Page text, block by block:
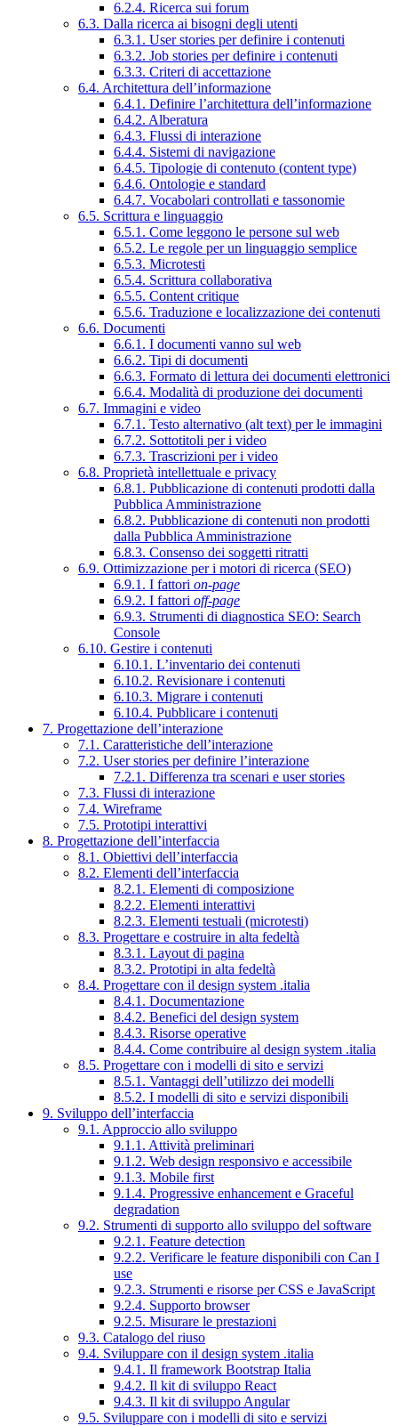
6.2.4. Ricerca sui forum
6.3. Dalla ricerca ai bisogni degli utenti
6.3.1. User stories per definire i contenuti
6.3.2. Job stories per definire i contenuti
6.3.3. Criteri di accettazione
6.4. Architettura dell’informazione
6.4.1. Definire l’architettura dell’informazione
6.4.2. Alberatura
6.4.3. Flussi di interazione
6.4.4. Sistemi di navigazione
6.4.5. Tipologie di contenuto (content type)
6.4.6. Ontologie e standard
6.4.7. Vocabolari controllati e tassonomie
6.5. Scrittura e linguaggio
6.5.1. Come leggono le persone sul web
6.5.2. Le regole per un linguaggio semplice
6.5.3. Microtesti
6.5.4. Scrittura collaborativa
6.5.5. Content critique
6.5.6. Traduzione e localizzazione dei contenuti
6.6. Documenti
6.6.1. I documenti vanno sul web
6.6.2. Tipi di documenti
6.6.3. Formato di lettura dei documenti elettronici
6.6.4. Modalità di produzione dei documenti
6.7. Immagini e video
6.7.1. Testo alternativo (alt text) per le immagini
6.7.2. Sottotitoli per i video
6.7.3. Trascrizioni per i video
6.8. Proprietà intellettuale e privacy
6.8.1. Pubblicazione di contenuti prodotti dalla
Pubblica Amministrazione
6.8.2. Pubblicazione di contenuti non prodotti
dalla Pubblica Amministrazione
6.8.3. Consenso dei soggetti ritratti
6.9. Ottimizzazione per i motori di ricerca (SEO)
6.9.1. I fattori on-page
6.9.2. I fattori off-page
6.9.3. Strumenti di diagnostica SEO: Search
Console
6.10. Gestire i contenuti
6.10.1. L’inventario dei contenuti
6.10.2. Revisionare i contenuti
6.10.3. Migrare i contenuti
6.10.4. Pubblicare i contenuti
7. Progettazione dell’interazione
7.1. Caratteristiche dell’interazione
7.2. User stories per definire l’interazione
7.2.1. Differenza tra scenari e user stories
7.3. Flussi di interazione
7.4. Wireframe
7.5. Prototipi interattivi
8. Progettazione dell’interfaccia
8.1. Obiettivi dell’interfaccia
8.2. Elementi dell’interfaccia
8.2.1. Elementi di composizione
8.2.2. Elementi interattivi
8.2.3. Elementi testuali (microtesti)
8.3. Progettare e costruire in alta fedeltà
8.3.1. Layout di pagina
8.3.2. Prototipi in alta fedeltà
8.4. Progettare con il design system .italia
8.4.1. Documentazione
8.4.2. Benefici del design system
8.4.3. Risorse operative
8.4.4. Come contribuire al design system .italia
8.5. Progettare con i modelli di sito e servizi
8.5.1. Vantaggi dell’utilizzo dei modelli
8.5.2. I modelli di sito e servizi disponibili
9. Sviluppo dell’interfaccia
9.1. Approccio allo sviluppo
9.1.1. Attività preliminari
9.1.2. Web design responsivo e accessibile
9.1.3. Mobile first
9.1.4. Progressive enhancement e Graceful
degradation
9.2. Strumenti di supporto allo sviluppo del software
9.2.1. Feature detection
9.2.2. Verificare le feature disponibili con Can I
use
9.2.3. Strumenti e risorse per CSS e JavaScript
9.2.4. Supporto browser
9.2.5. Misurare le prestazioni
9.3. Catalogo del riuso
9.4. Sviluppare con il design system .italia
9.4.1. Il framework Bootstrap Italia
9.4.2. Il kit di sviluppo React
9.4.3. Il kit di sviluppo Angular
9.5. Sviluppare con i modelli di sito e servizi